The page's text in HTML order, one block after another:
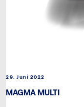
29. Juni 2022
MAGMA MULTI